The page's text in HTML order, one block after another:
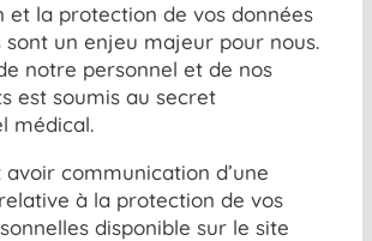
et la protection de vos données
sont un enjeu majeur pour nous.
notre personnel et de nos
est soumis au secret
médical.
avoir communication d’une
à la protection de vos
disponible sur le site